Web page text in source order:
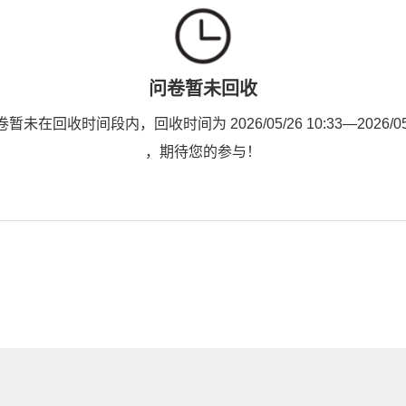
问卷暂未回收
暂未在回收时间段内，回收时间为 2026/05/26 10:33—2026/
，期待您的参与！